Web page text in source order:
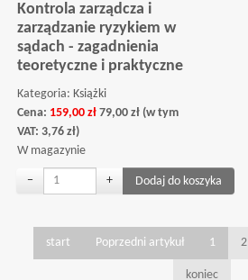
Kontrola zarządcza i
zarządzanie ryzykiem w
sądach - zagadnienia
teoretyczne i praktyczne
Kategoria:Książki
Cena: 159,00 zł 79,00 zł (w tym
VAT: 3,76 zł)
W magazynie
− +
start Poprzedni artykuł 1 2
koniec